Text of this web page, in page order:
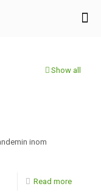
Show all
inom
Read more